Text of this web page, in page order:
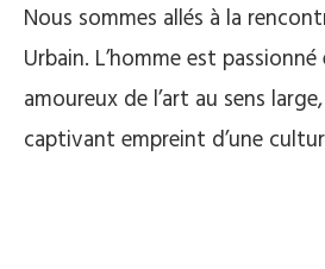
Nous sommes allés à la
Urbain. L’homme est
amoureux de l’art au sens
captivant empreint d’une